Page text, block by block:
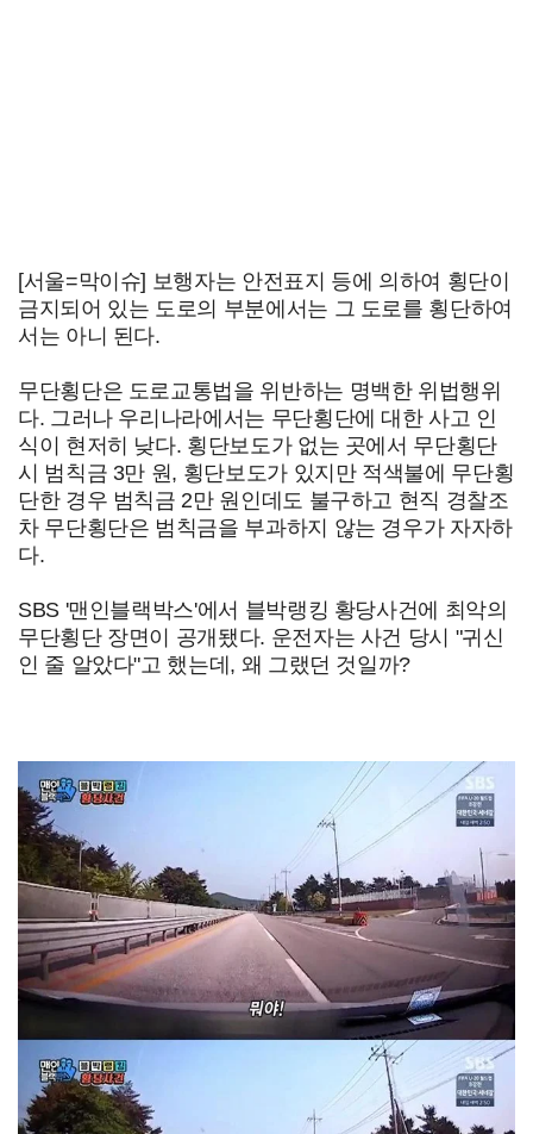
[서울=막이슈] 보행자는 안전표지 등에 의하여 횡단이
금지되어 있는 도로의 부분에서는 그 도로를 횡단하여
서는 아니 된다.
무단횡단은 도로교통법을 위반하는 명백한 위법행위
다. 그러나 우리나라에서는 무단횡단에 대한 사고 인
식이 현저히 낮다. 횡단보도가 없는 곳에서 무단횡단
시 범칙금 3만 원, 횡단보도가 있지만 적색불에 무단횡
단한 경우 범칙금 2만 원인데도 불구하고 현직 경찰조
차 무단횡단은 범칙금을 부과하지 않는 경우가 자자하
다.
SBS '맨인블랙박스'에서 블박랭킹 황당사건에 최악의
무단횡단 장면이 공개됐다. 운전자는 사건 당시 "귀신
인 줄 알았다"고 했는데, 왜 그랬던 것일까?